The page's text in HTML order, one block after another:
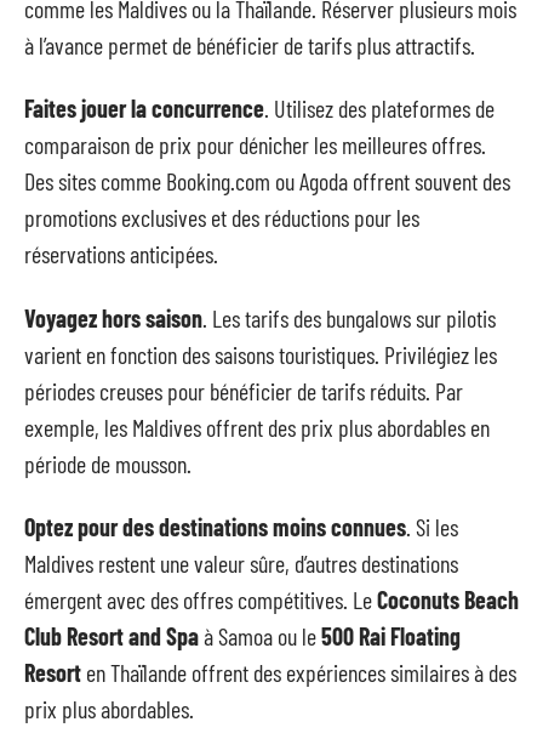
comme les Maldives ou la Thaïlande. Réserver plusieurs mois
à l’avance permet de bénéficier de tarifs plus attractifs.
Faites jouer la concurrence. Utilisez des plateformes de
comparaison de prix pour dénicher les meilleures offres.
Des sites comme Booking.com ou Agoda offrent souvent des
promotions exclusives et des réductions pour les
réservations anticipées.
Voyagez hors saison . Les tarifs des bungalows sur pilotis
varient en fonction des saisons touristiques. Privilégiez les
périodes creuses pour bénéficier de tarifs réduits. Par
exemple, les Maldives offrent des prix plus abordables en
période de mousson.
Optez pour des destinations moins connues. Si les
Maldives restent une valeur sûre, d’autres destinations
émergent avec des offres compétitives. LeCoconuts Beach
Club Resort and Spaà Samoa ou le500 Rai Floating
Resort en Thaïlande offrent des expériences similaires à des
prix plus abordables.